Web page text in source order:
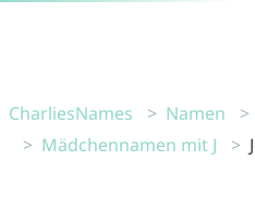
CharliesNames Namen
Mädchennamen mit J